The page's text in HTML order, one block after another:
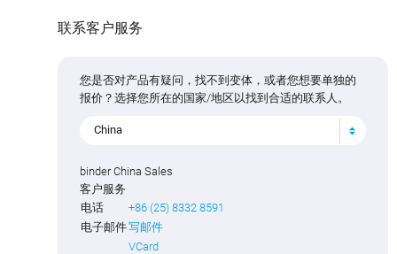
联系客户服务
您是否对产品有疑问，找不到变体，或者您想要单独的
报价？选择您所在的国家/地区以找到合适的联系人。
China
binder China Sales
客户服务
电话
+86 (25) 8332 8591
电子邮件写邮件
VCard